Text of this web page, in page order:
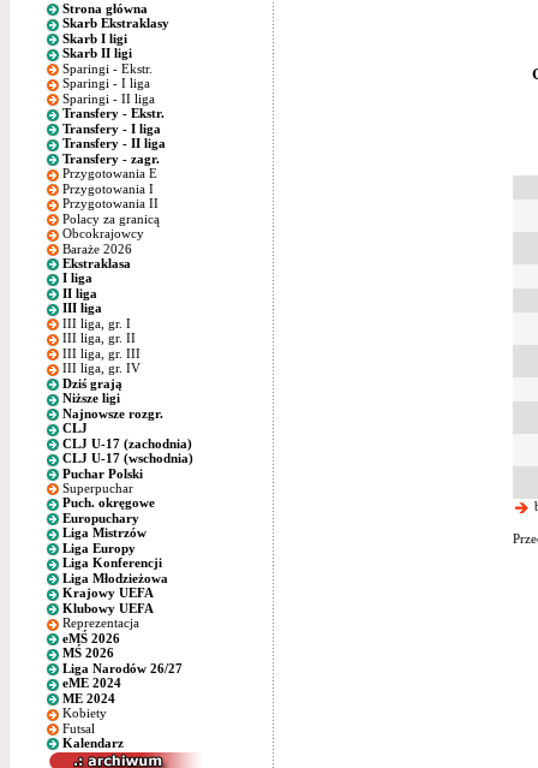
Strona główna
Skarb Ekstraklasy
Skarb I ligi
Skarb II ligi
Sparingi - Ekstr.
Sparingi - I liga
Sparingi - II liga
Transfery - Ekstr.
Transfery - I liga
Transfery - II liga
Transfery - zagr.
Przygotowania E
Przygotowania I
Przygotowania II
Polacy za granicą
Obcokrajowcy
Baraże 2026
Ekstraklasa
I liga
II liga
III liga
III liga, gr. I
III liga, gr. II
III liga, gr. III
III liga, gr. IV
Dziś grają
Niższe ligi
Najnowsze rozgr.
CLJ
CLJ U-17 (zachodnia)
CLJ U-17 (wschodnia)
Puchar Polski
Superpuchar
Puch. okręgowe
Europuchary
Liga Mistrzów
Liga Europy
Liga Konferencji
Liga Młodzieżowa
Krajowy UEFA
Klubowy UEFA
Reprezentacja
eMŚ 2026
MŚ 2026
Liga Narodów 26/27
eME 2024
ME 2024
Kobiety
Futsal
Kalendarz